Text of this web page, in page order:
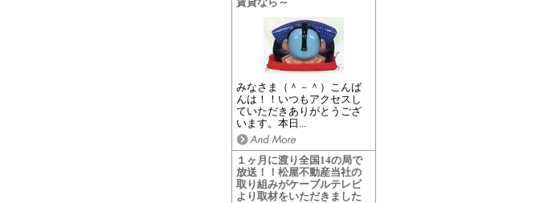
賃貸なら～
みなさま（＾－＾）こんば
んは！！いつもアクセスし
ていただきありがとうござ
います。本日...
１ヶ月に渡り全国14の局で
放送！！松屋不動産当社の
取り組みがケーブルテレビ
より取材をいただきました